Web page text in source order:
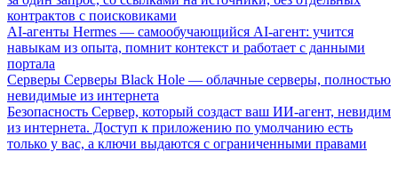
контрактов с поисковиками
AI-агенты Hermes — самообучающийся AI-агент: учится
навыкам из опыта, помнит контекст и работает с данными
портала
Серверы Серверы Black Hole — облачные серверы, полностью
невидимые из интернета
Безопасность Сервер, который создаст ваш ИИ-агент, невидим
из интернета. Доступ к приложению по умолчанию есть
только у вас, а ключи выдаются с ограниченными правами